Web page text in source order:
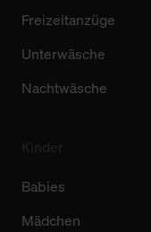
Freizeitanzüge
Unterwäsche
Nachtwäsche
Babies
Mädchen